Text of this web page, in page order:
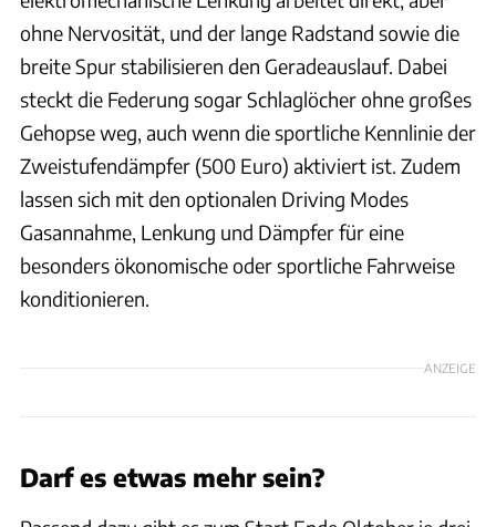
ohne Nervosität, und der lange Radstand sowie die
breite Spur stabilisieren den Geradeauslauf. Dabei
steckt die Federung sogar Schlaglöcher ohne großes
Gehopse weg, auch wenn die sportliche Kennlinie der
Zweistufendämpfer (500 Euro) aktiviert ist. Zudem
lassen sich mit den optionalen Driving Modes
Gasannahme, Lenkung und Dämpfer für eine
besonders ökonomische oder sportliche Fahrweise
konditionieren.
ANZEIGE
Darf es etwas mehr sein?